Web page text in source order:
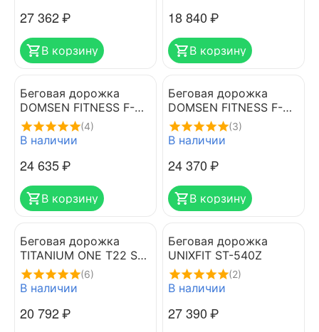
27 362₽
В корзину
18 840₽
В корзину
Беговая дорожка
DOMSEN FITNESS F-
125
(4)
В наличии
24 635₽
В корзину
Беговая дорожка
DOMSEN FITNESS F-
125E
(3)
В наличии
24 370₽
В корзину
Беговая дорожка
TITANIUM ONE T22 SH
APP
(6)
В наличии
20 792₽
Беговая дорожка
UNIXFIT ST-540Z
(2)
В наличии
27 390₽